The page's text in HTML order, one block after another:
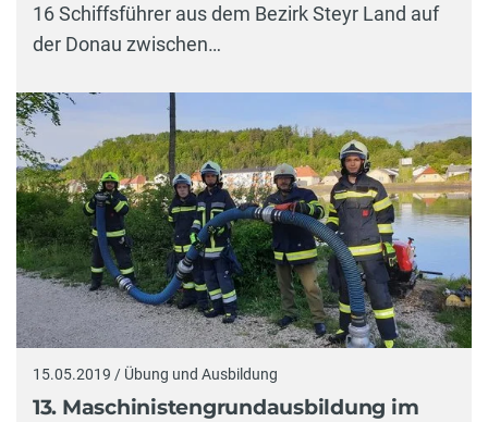
16 Schiffsführer aus dem Bezirk Steyr Land auf
der Donau zwischen…
15.05.2019 / Übung und Ausbildung
13. Maschinistengrundausbildung im